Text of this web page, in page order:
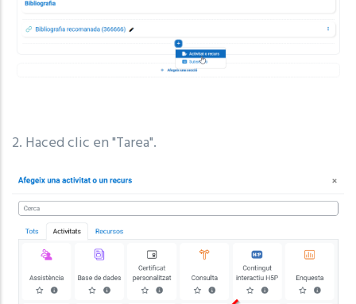
2. Haced clic en "Tarea".